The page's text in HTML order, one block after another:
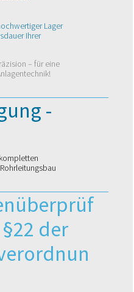
Lager
Ihrer
– für eine
-
der